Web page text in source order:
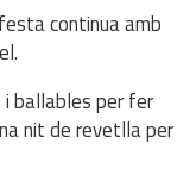
continua amb
ballables per fer
nit de revetlla per